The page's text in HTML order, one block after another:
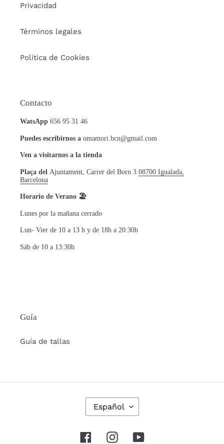
Privacidad
Términos legales
Política de Cookies
Contacto
WatsApp 656 95 31 46
Puedes escribirnos a omamori.bcn@gmail.com
Ven a visitarnos a la tienda
Plaça del Ajuntament, Carrer del Born 3 08700 Igualada,
Barcelona
Horario de Verano 🏖
Lunes por la mañana cerrado
Lun- Vier de 10 a 13 h y de 18h a 20:30h
Sáb de 10 a 13:30h
Guía
Guía de tallas
D
O
Español
FacebookInstagramYouTube